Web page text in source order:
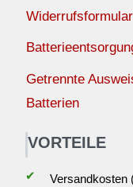
Widerrufsformular
Getrennte
Batterien
VORTEILE
✔ Versandkosten